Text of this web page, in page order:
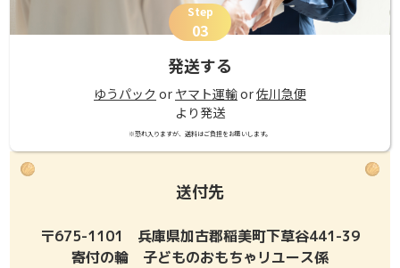
Step
03
発送する
ゆうパック or ヤマト運輸or佐川急便
より発送
※恐れ入りますが、送料はご負担をお願いします。
送付先
〒675-1101 兵庫県加古郡稲美町下草谷441-39
寄付の輪 子どものおもちゃリユース係